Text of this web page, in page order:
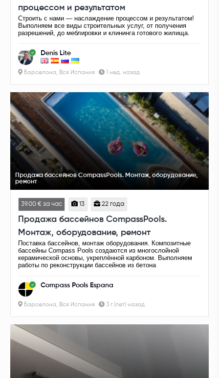
процессом и результатом
Строить с нами — наслаждение процессом и результатом!
Выполняем все виды строительных услуг, от получения
разрешений, до меблировки и клининга готового жилища.
Denis Lite
Барселона, Вся Испания 1 нед. назад
Продажа бассейнов CompassPools. Монтаж, оборудование,
ремонт
39.00 € за час 13 22 года
Продажа бассейнов CompassPools.
Монтаж, оборудование, ремонт
Поставка бассейнов, монтаж оборудования. Композитные
бассейны Compass Pools создаются из многослойной
керамической основы, укреплённой карбоном. Выполняем
работы по реконструкции бассейнов из бетона
Compass Pools Espana
Барселона, Вся Испания 3 г.(лет) назад